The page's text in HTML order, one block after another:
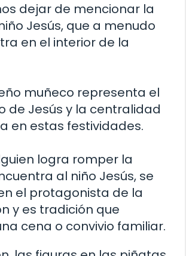
dejar de mencionar la
Jesús, que a menudo
en el interior de la
muñeco representa el
de Jesús y la centralidad
en estas festividades.
logra romper la
al niño Jesús, se
el protagonista de la
y es tradición que
cena o convivio familiar.